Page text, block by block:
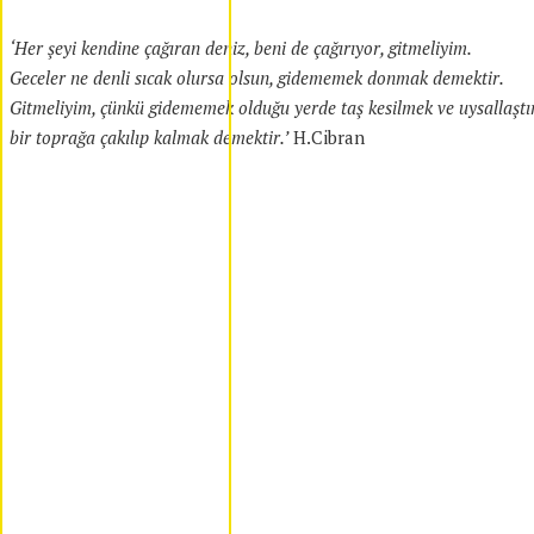
‘Her şeyi kendine çağıran deniz, beni de çağırıyor, gitmeliyim.
Geceler ne denli sıcak olursa olsun, gidememek donmak demektir.
Gitmeliyim, çünkü gidememek olduğu yerde taş kesilmek ve
bir toprağa çakılıp kalmak demektir.’H.Cibran